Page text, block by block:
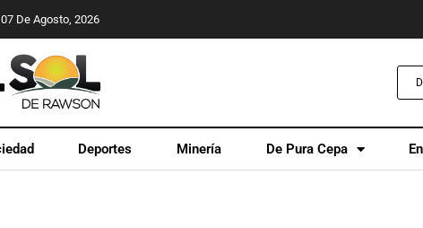
De Agosto, 2026
Deportes Minería De Pura Cepa